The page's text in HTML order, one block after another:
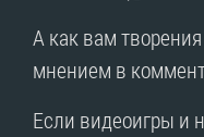
А как вам
мнением в
Если видеоигры и